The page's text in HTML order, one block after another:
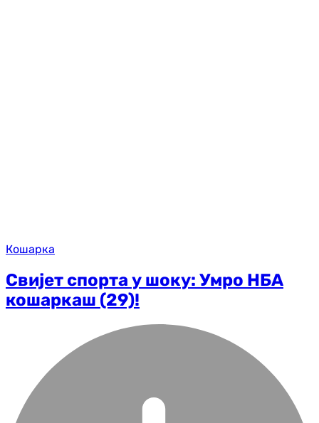
Кошарка
Свијет спорта у шоку: Умро НБА
кошаркаш (29)!